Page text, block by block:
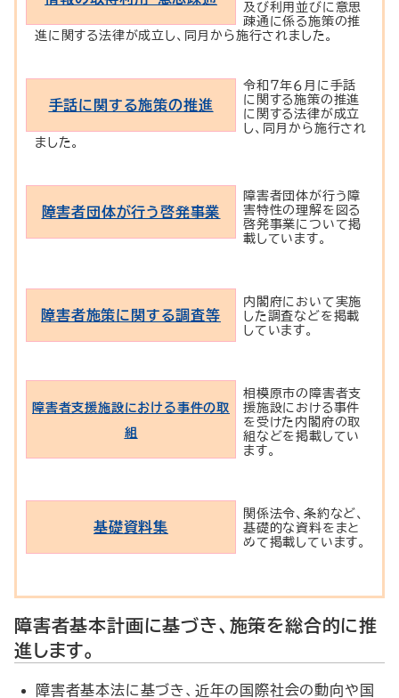
及び利用並びに意思
疎通に係る施策の推
進に関する法律が成立し、同月から施行されました。
手話に関する施策の推進
令和７年６月に手話
に関する施策の推進
に関する法律が成立
し、同月から施行され
ました。
障害者団体が行う啓発事業
障害者団体が行う障
害特性の理解を図る
啓発事業について掲
載しています。
障害者施策に関する調査等
内閣府において実施
した調査などを掲載
しています。
障害者支援施設における事件の取
組
相模原市の障害者支
援施設における事件
を受けた内閣府の取
組などを掲載してい
ます。
基礎資料集
関係法令、条約など、
基礎的な資料をまと
めて掲載しています。
障害者基本計画に基づき、施策を総合的に推
進します。
障害者基本法に基づき、近年の国際社会の動向や国